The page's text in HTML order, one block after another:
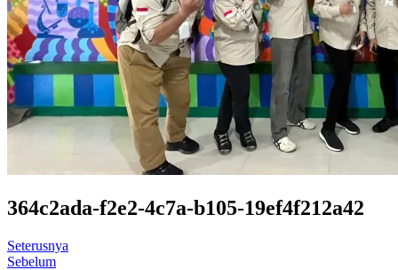
364c2ada-f2e2-4c7a-b105-19ef4f212a42
Seterusnya
Sebelum